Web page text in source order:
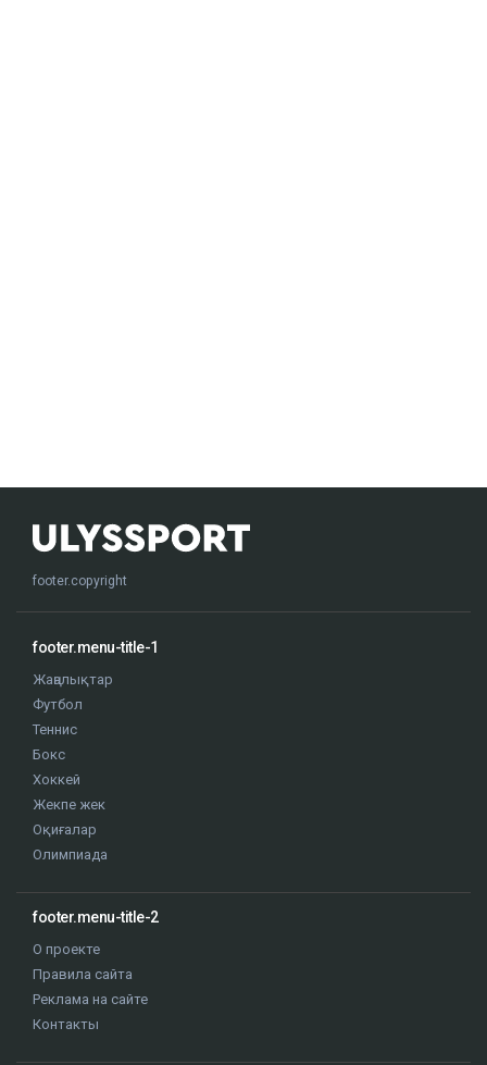
footer.copyright
footer.menu-title-1
Жаңалықтар
Футбол
Теннис
Бокс
Хоккей
Жекпе жек
Оқиғалар
Олимпиада
footer.menu-title-2
О проекте
Правила сайта
Реклама на сайте
Контакты